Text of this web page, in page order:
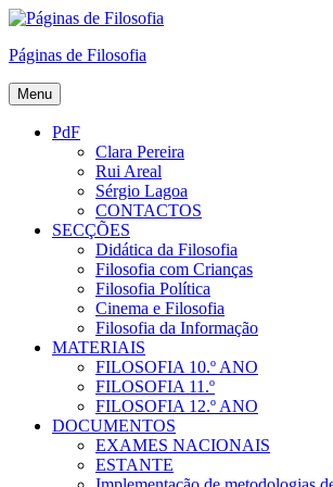
Skip
content
Páginas de Filosofia
Menu
PdF
Clara Pereira
Rui Areal
Sérgio Lagoa
CONTACTOS
SECÇÕES
Didática da Filosofia
Filosofia com Crianças
Filosofia Política
Cinema e Filosofia
Filosofia da Informação
MATERIAIS
FILOSOFIA 10.º ANO
FILOSOFIA 11.º
FILOSOFIA 12.º ANO
DOCUMENTOS
EXAMES NACIONAIS
ESTANTE